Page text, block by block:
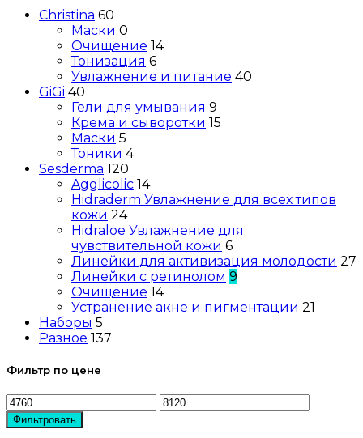
Christina 60
Маски 0
Очищение 14
Тонизация 6
Увлажнение и питание 40
GiGi 40
Гели для умывания 9
Крема и сыворотки 15
Маски 5
Тоники 4
Sesderma 120
Agglicolic 14
Hidraderm Увлажнение для всех типов
кожи 24
Hidraloe Увлажнение для
чувствительной кожи 6
Линейки для активизация молодости 27
Линейки с ретинолом 9
Очищение 14
Устранение акне и пигментации 21
Наборы 5
Разное 137
Фильтр по цене
Фильтровать